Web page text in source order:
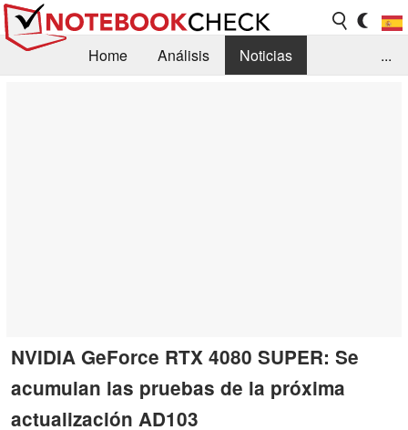
Home Análisis
Noticias
...
NVIDIA GeForce RTX 4080 SUPER: Se
acumulan las pruebas de la próxima
actualización AD103